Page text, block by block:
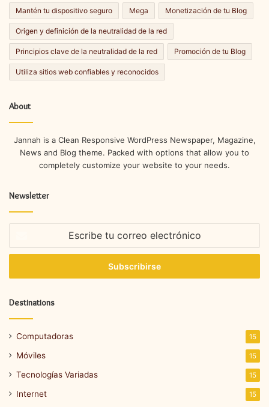
Mantén tu dispositivo seguro Mega Monetización de tu Blog
Origen y definición de la neutralidad de la red
Principios clave de la neutralidad de la red Promoción de tu Blog
Utiliza sitios web confiables y reconocidos
About
Jannah is a Clean Responsive WordPress Newspaper, Magazine,
News and Blog theme. Packed with options that allow you to
completely customize your website to your needs.
Newsletter
correo
Destinations
Computadoras 15
Móviles 15
Tecnologías Variadas 15
Internet 15